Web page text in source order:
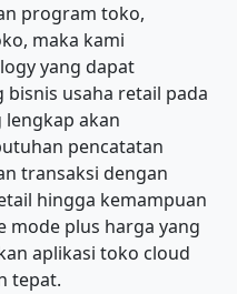
program toko,
maka kami
yang dapat
usaha retail pada
akan
pencatatan
transaksi dengan
hingga kemampuan
mode plus harga yang
aplikasi toko cloud
tepat.